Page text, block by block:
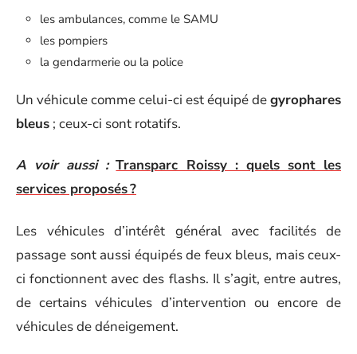
les ambulances, comme le SAMU
les pompiers
la gendarmerie ou la police
Un véhicule comme celui-ci est équipé degyrophares
bleus ; ceux-ci sont rotatifs.
A voir aussi : Transparc Roissy : quels sont les
services proposés ?
Les véhicules d’intérêt général avec facilités de
passage sont aussi équipés de feux bleus, mais ceux-
ci fonctionnent avec des flashs. Il s’agit, entre autres,
de certains véhicules d’intervention ou encore de
véhicules de déneigement.